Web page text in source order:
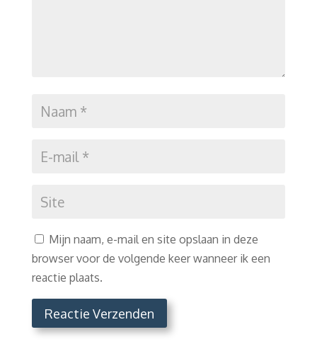
Mijn naam, e-mail en site opslaan in deze
browser voor de volgende keer wanneer ik een
reactie plaats.
Reactie Verzenden